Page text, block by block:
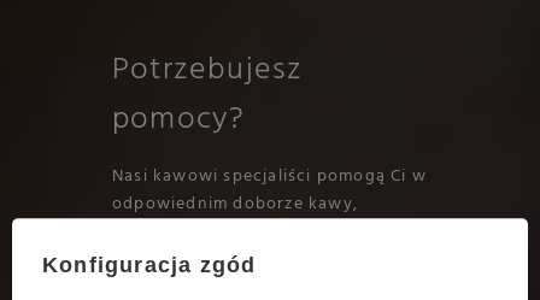
Potrzebujesz
pomocy?
Nasi kawowi specjaliści pomogą Ci w
odpowiednim doborze kawy,
zrealizuje Twoje zamówienie w
Konfiguracja zgód